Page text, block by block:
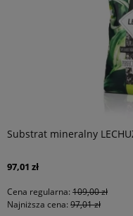
Substrat mineralny
97,01 zł
Cena regularna: 109,00 zł
Najniższa cena: 97,01 zł